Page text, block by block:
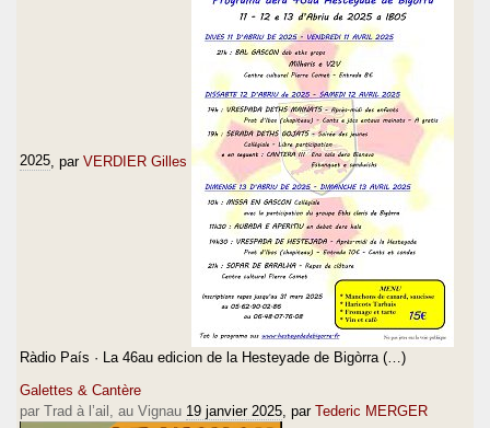
2025 , par VERDIER Gilles
Ràdio País · La 46au edicion de la Hesteyade de Bigòrra (…)
Galettes & Cantère
par Trad à l’ail, au Vignau 19 janvier 2025 , par Tederic MERGER